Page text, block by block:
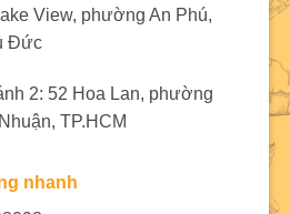
View, phường An Phú,
Đức
2: 52 Hoa Lan, phường
TP.HCM
nhanh